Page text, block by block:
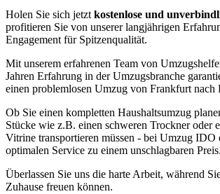
Holen Sie sich jetzt kostenlose und
profitieren Sie von unserer langjährigen
Engagement für Spitzenqualität.
Mit unserem erfahrenen Team von
Jahren Erfahrung in der Umzugsbranche
einen problemlosen Umzug von Frankfurt nach
Ob Sie einen kompletten Haushaltsumzug
Stücke wie z.B. einen schweren Trockner oder
Vitrine transportieren müssen - bei Umzug IDO
optimalen Service zu einem unschlagbaren Preis.
Überlassen Sie uns die harte Arbeit, während
Zuhause freuen können.